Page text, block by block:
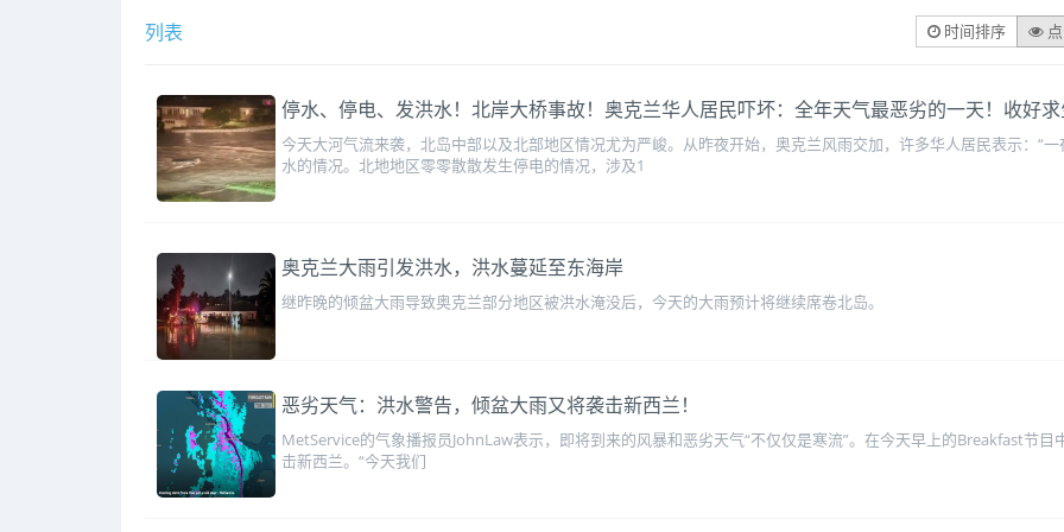
列表 时间排序
停水、停电、发洪水！北岸大桥事故！奥克兰华人居民吓坏：全年天气最恶劣的一天！收好
今天大河气流来袭，北岛中部以及北部地区情况尤为严峻。从昨夜开始，奥克兰风雨交加，许多华人居民表示：“
水的情况。北地地区零零散散发生停电的情况，涉及1
奥克兰大雨引发洪水，洪水蔓延至东海岸
继昨晚的倾盆大雨导致奥克兰部分地区被洪水淹没后，今天的大雨预计将继续席卷北岛。
恶劣天气：洪水警告，倾盆大雨又将袭击新西兰！
MetService的气象播报员JohnLaw表示，即将到来的风暴和恶劣天气“不仅仅是寒流”。在今天早上的Breakfast节
击新西兰。“今天我们